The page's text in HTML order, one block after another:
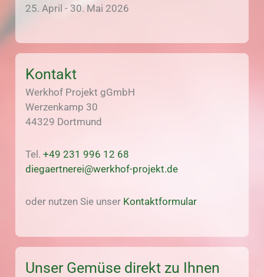
25. April - 30. Mai 2026
Kontakt
Werkhof Projekt gGmbH
Werzenkamp 30
44329 Dortmund
Tel.+49 231 996 12 68
diegaertnerei@werkhof-projekt.de
oder nutzen Sie unser Kontaktformular
Unser Gemüse direkt zu Ihnen